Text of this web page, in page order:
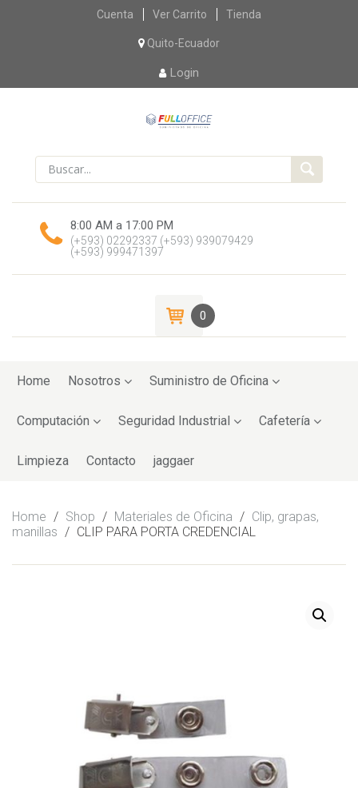
Skip
content
Cuenta Ver Carrito Tienda
Quito-Ecuador
Login
8:00 AM a 17:00 PM
(+593) 02292337 (+593) 939079429
(+593) 999471397
0
toHome Nosotros Suministro de Oficina
Computación Seguridad Industrial Cafetería
Limpieza Contacto jaggaer
Home / Shop / Materiales de Oficina / Clip, grapas,
manillas / CLIP PARA PORTA CREDENCIAL